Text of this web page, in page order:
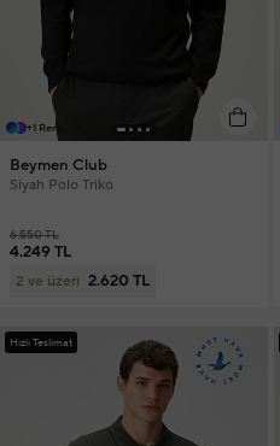
+1 Renk
Beymen Club
Siyah Polo Triko
6.550 TL
4.249 TL
2 ve üzeri 2.620 TL
Hızlı Teslimat